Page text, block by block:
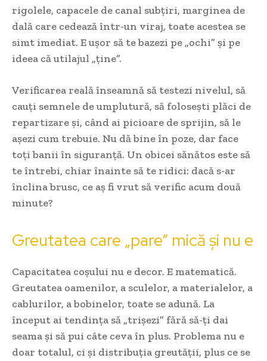
rigolele, capacele de canal subțiri, marginea de
dală care cedează într-un viraj, toate acestea se
simt imediat. E ușor să te bazezi pe „ochi” și pe
ideea că utilajul „ține”.
Verificarea reală înseamnă să testezi nivelul, să
cauți semnele de umplutură, să folosești plăci de
repartizare și, când ai picioare de sprijin, să le
așezi cum trebuie. Nu dă bine în poze, dar face
toți banii în siguranță. Un obicei sănătos este să
te întrebi, chiar înainte să te ridici: dacă s-ar
înclina brusc, ce aș fi vrut să verific acum două
minute?
Greutatea care „pare” mică și nu e
Capacitatea coșului nu e decor. E matematică.
Greutatea oamenilor, a sculelor, a materialelor, a
cablurilor, a bobinelor, toate se adună. La
început ai tendința să „trișezi” fără să-ți dai
seama și să pui câte ceva în plus. Problema nu e
doar totalul, ci și distribuția greutății, plus ce se